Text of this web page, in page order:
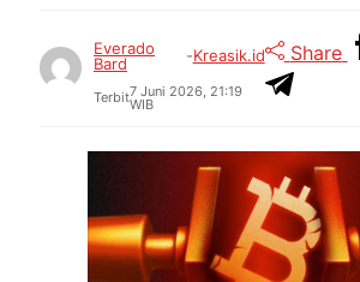
Everado
Bard
-Kreasik.id
Terbit7 Juni 2026, 21:19
WIB
Share